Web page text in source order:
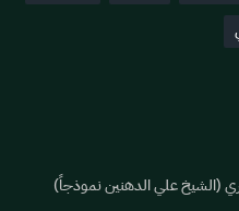
(الشيخ علي الدهنين نموذجاً)